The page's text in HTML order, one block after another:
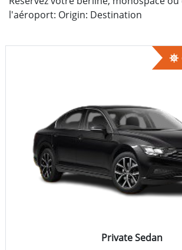
l'aéroport: Origin: Destination
Private Sedan